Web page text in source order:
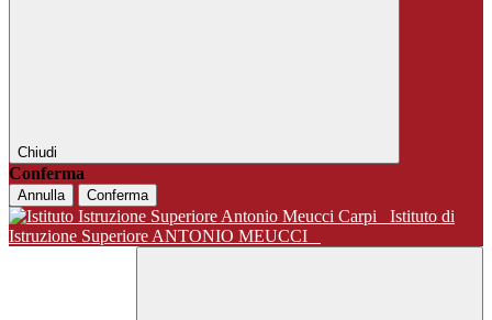
Chiudi
Conferma
Annulla Conferma
Istituto di
Istruzione Superiore ANTONIO MEUCCI